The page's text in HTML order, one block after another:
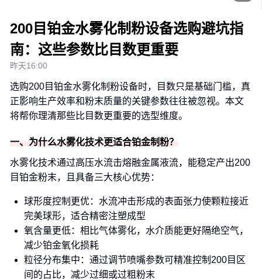
200目铂金水雾化制粉设备选购避坑指
南：这些参数比目数更重要
昨天16:00
选购200目铂金水雾化制粉设备时，目数只是基础门槛，真
正影响生产效率和粉末质量的关键参数往往被忽视。本文
将帮你理清那些比目数更重要的选型维度。
一、为什么水雾化技术更适合铂金制粉？
水雾化技术通过高压水流击熔融金属液流，能稳定产出200
目铂金粉末，且具备三大核心优势：
球形度控制更优：水流冲击形成的表面张力使颗粒接近
完美球形，适合精密注塑成型
氧含量更低：相比气体雾化，水介质能更好隔绝空气，
减少铂金氧化损耗
粒径分布集中：通过调节喷嘴参数可精准控制200目区
间的占比，减少过细或过粗粉末